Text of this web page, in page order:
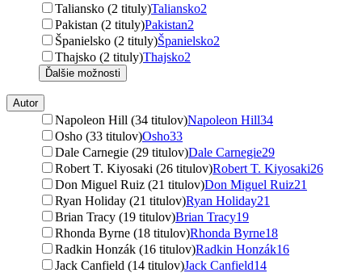
Taliansko (2 tituly)Taliansko2
Pakistan (2 tituly)Pakistan2
Španielsko (2 tituly)Španielsko2
Thajsko (2 tituly)Thajsko2
Ďalšie možnosti
Autor
Napoleon Hill (34 titulov)Napoleon Hill34
Osho (33 titulov)Osho33
Dale Carnegie (29 titulov)Dale Carnegie29
Robert T. Kiyosaki (26 titulov)Robert T. Kiyosaki26
Don Miguel Ruiz (21 titulov)Don Miguel Ruiz21
Ryan Holiday (21 titulov)Ryan Holiday21
Brian Tracy (19 titulov)Brian Tracy19
Rhonda Byrne (18 titulov)Rhonda Byrne18
Radkin Honzák (16 titulov)Radkin Honzák16
Jack Canfield (14 titulov)Jack Canfield14